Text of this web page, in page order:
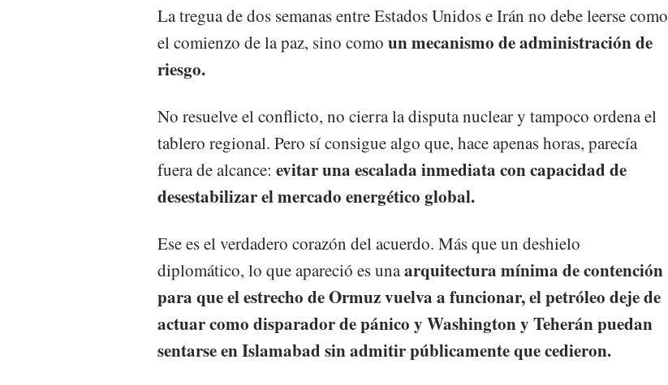
La tregua de dos semanas entre Estados Unidos e Irán no debe leerse como
el comienzo de la paz, sino como un mecanismo de administración de
riesgo.
No resuelve el conflicto, no cierra la disputa nuclear y tampoco ordena el
tablero regional. Pero sí consigue algo que, hace apenas horas, parecía
fuera de alcance: evitar una escalada inmediata con capacidad de
desestabilizar el mercado energético global.
Ese es el verdadero corazón del acuerdo. Más que un deshielo
diplomático, lo que apareció es unaarquitectura mínima de contención
para que el estrecho de Ormuz vuelva a funcionar, el petróleo deje de
actuar como disparador de pánico y Washington y Teherán puedan
sentarse en Islamabad sin admitir públicamente que cedieron.